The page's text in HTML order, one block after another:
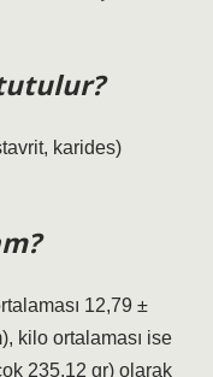
karides)
12,79 ±
kilo ortalaması ise
235,12 gr) olarak